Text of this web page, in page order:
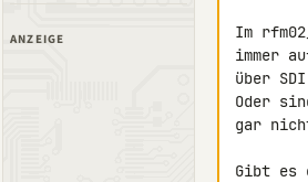
ANZEIGE
Im
immer
über
Oder
gar
Gibt es